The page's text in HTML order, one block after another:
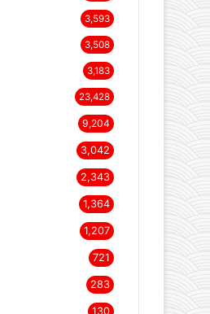
3,593
3,508
3,183
23,428
9,204
3,042
2,343
1,364
1,207
721
283
130